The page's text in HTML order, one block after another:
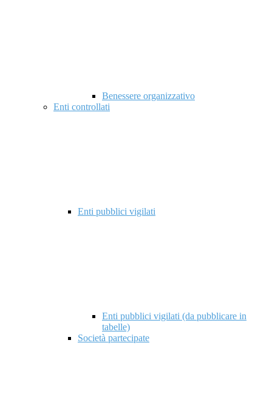
Benessere organizzativo
Enti controllati
Enti pubblici vigilati
Enti pubblici vigilati (da pubblicare in
tabelle)
Società partecipate